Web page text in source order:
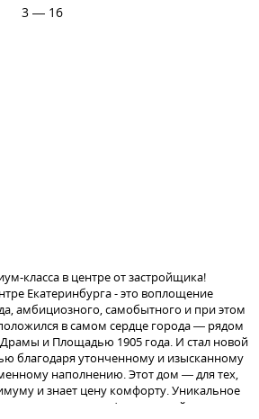
3 — 16
класса в центре от застройщика!
Екатеринбурга - это воплощение
амбициозного, самобытного и при этом
в самом сердце города — рядом
и Площадью 1905 года. И стал новой
благодаря утонченному и изысканному
наполнению. Этот дом — для тех,
и знает цену комфорту. Уникальное
перекресток улиц Февральской